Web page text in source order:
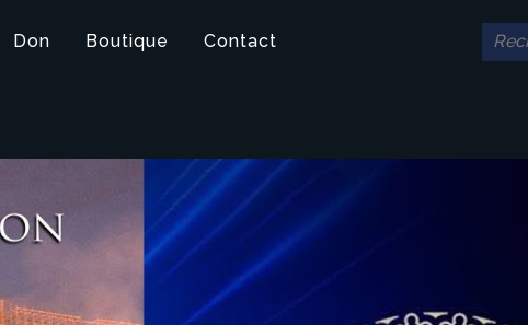
Don Boutique Contact